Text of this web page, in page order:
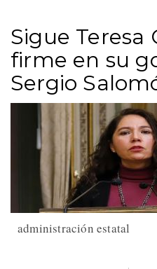
Sigue Teresa
firme en su
Sergio
administración estatal